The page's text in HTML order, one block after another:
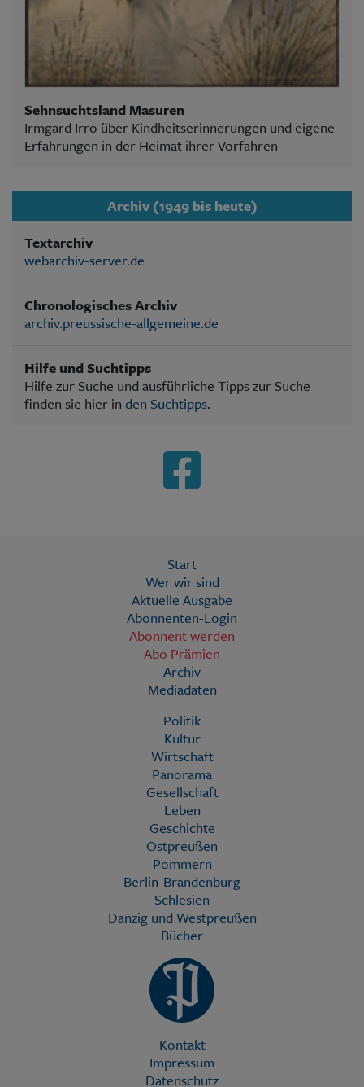
Sehnsuchtsland Masuren
Irmgard Irro über Kindheitserinnerungen und eigene
Erfahrungen in der Heimat ihrer Vorfahren
Archiv (1949 bis heute)
Textarchiv
webarchiv-server.de
Chronologisches Archiv
archiv.preussische-allgemeine.de
Hilfe und Suchtipps
Hilfe zur Suche und ausführliche Tipps zur Suche
finden sie hier in den Suchtipps.
Start
Wer wir sind
Aktuelle Ausgabe
Abonnenten-Login
Abonnent werden
Abo Prämien
Archiv
Mediadaten
Politik
Kultur
Wirtschaft
Panorama
Gesellschaft
Leben
Geschichte
Ostpreußen
Pommern
Berlin-Brandenburg
Schlesien
Danzig und Westpreußen
Bücher
Kontakt
Impressum
Datenschutz